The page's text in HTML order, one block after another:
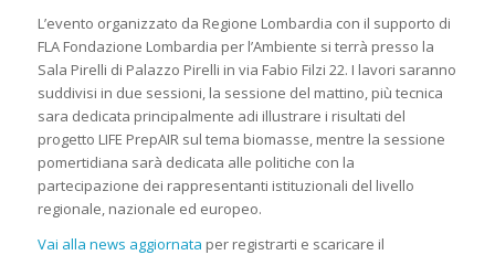
L’evento organizzato da Regione Lombardia con il supporto di
FLA Fondazione Lombardia per l’Ambiente si terrà presso la
Sala Pirelli di Palazzo Pirelli in via Fabio Filzi 22. I lavori saranno
suddivisi in due sessioni, la sessione del mattino, più tecnica
sara dedicata principalmente adi illustrare i risultati del
progetto LIFE PrepAIR sul tema biomasse, mentre la sessione
pomertidiana sarà dedicata alle politiche con la
partecipazione dei rappresentanti istituzionali del livello
regionale, nazionale ed europeo.
Vai alla news aggiornata per registrarti e scaricare il